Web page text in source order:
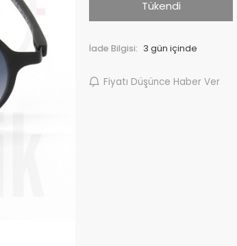
Tükendi
İade Bilgisi:
Fiyatı Düşünce Haber Ver